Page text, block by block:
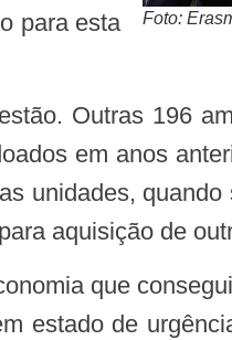
Foto:
para esta
em anos
unidades,
aquisição de
estado de